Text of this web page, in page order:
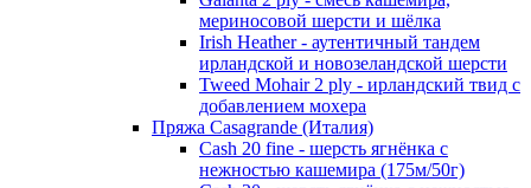
мериносовой шерсти и шёлка
Irish Heather - аутентичный тандем
ирландской и новозеландской шерсти
Tweed Mohair 2 ply - ирландский твид с
добавлением мохера
Пряжа Casagrande (Италия)
Cash 20 fine - шерсть ягнёнка с
нежностью кашемира (175м/50г)